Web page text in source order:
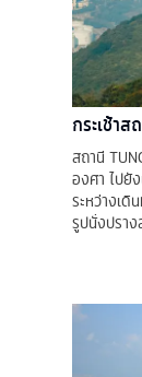
กระเช้าส
สถานี
องศา ไปยั
ระหว่างเ
รูปนั่งปรา